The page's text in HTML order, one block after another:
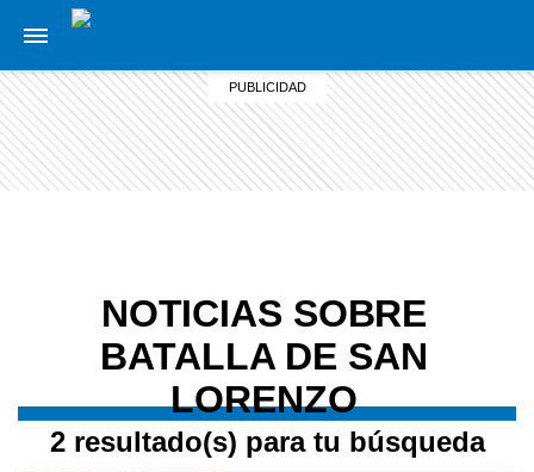
NOTICIAS SOBRE
BATALLA DE SAN
LORENZO
2 resultado(s) para tu búsqueda